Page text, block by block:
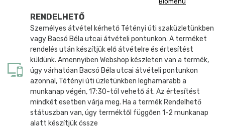
RENDELHETŐ
Személyes átvétel kérhető Tétényi úti szaküzletünkben
vagy Bacsó Béla utcai átvételi pontunkon. A terméket
rendelés után készítjük elő átvételre és értesítést
küldünk. Amennyiben Webshop készleten van a termék,
úgy várhatóan Bacsó Béla utcai átvételi pontunkon
azonnal, Tétényi úti üzletünkben leghamarabb a
munkanap végén, 17:30-tól vehető át. Az értesítést
mindkét esetben várja meg. Ha a termék Rendelhető
státuszban van, úgy terméktől függően 1-2 munkanap
alatt készítjük össze